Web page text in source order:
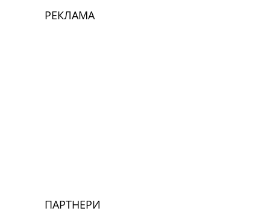
РЕКЛАМА
ПАРТНЕРИ